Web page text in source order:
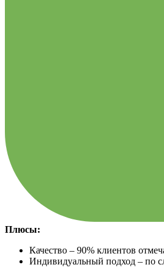
Плюсы:
Качество – 90% клиентов
Индивидуальный подход – по